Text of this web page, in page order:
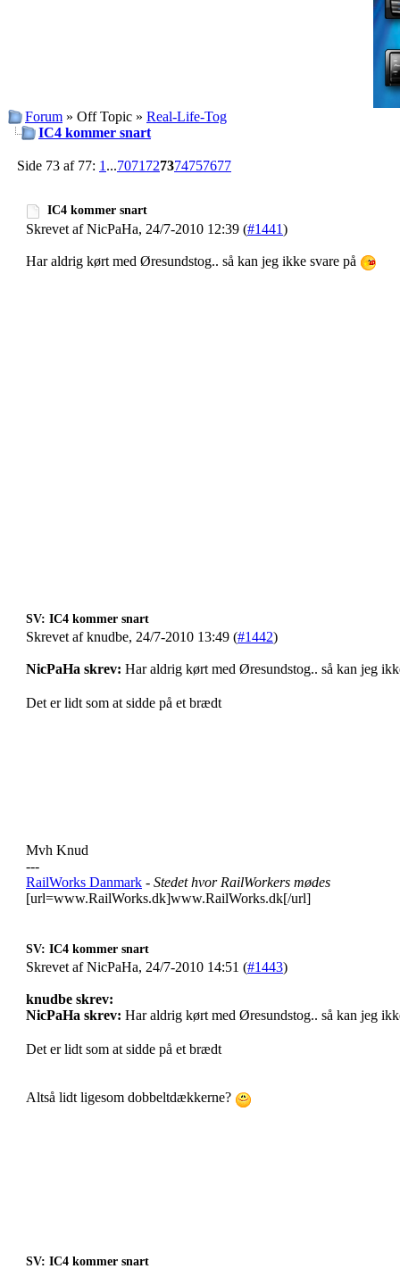
Forum » Off Topic » Real-Life-Tog
IC4 kommer snart
Side 73 af 77: 1 ...7071 727374757677
IC4 kommer snart
Skrevet af NicPaHa, 24/7-2010 12:39 (#1441)
Har aldrig kørt med Øresundstog.. så kan jeg ikke svare på
SV: IC4 kommer snart
Skrevet af knudbe, 24/7-2010 13:49 (#1442)
NicPaHa skrev: Har aldrig kørt med Øresundstog.. så kan jeg
Det er lidt som at sidde på et brædt
Mvh Knud
---
RailWorks Danmark - Stedet hvor RailWorkers mødes
[url=www.RailWorks.dk]www.RailWorks.dk[/url]
SV: IC4 kommer snart
Skrevet af NicPaHa, 24/7-2010 14:51 (#1443)
knudbe skrev:
NicPaHa skrev: Har aldrig kørt med Øresundstog.. så kan jeg
Det er lidt som at sidde på et brædt
Altså lidt ligesom dobbeltdækkerne?
SV: IC4 kommer snart